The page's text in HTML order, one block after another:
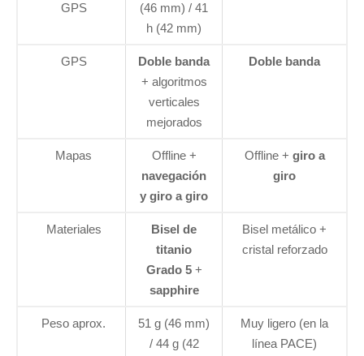
GPS
(46 mm) / 41
h (42 mm)
GPS
Doble banda
+ algoritmos
verticales
mejorados
Doble banda
Mapas
Offline +
navegación
y giro a giro
Offline + giro a
giro
Materiales
Bisel de
titanio
Grado 5+
sapphire
Bisel metálico +
cristal reforzado
Peso aprox.
51 g (46 mm)
/ 44 g (42
Muy ligero (en la
línea PACE)